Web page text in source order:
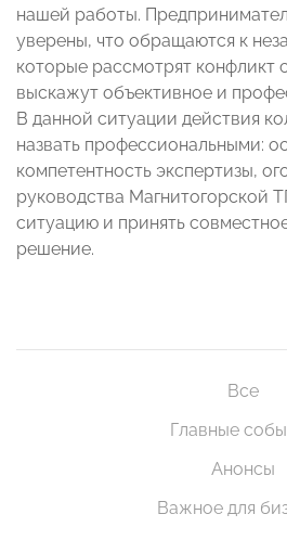
нашей работы.
уверены, что обращаются к
которые рассмотрят конфликт
выскажут объективное и
В данной ситуации действия
назвать профессиональными:
компетентность экспертизы,
руководства Магнитогорской
ситуацию и принять
решение.
Все
Главные
Анонсы
Важное для